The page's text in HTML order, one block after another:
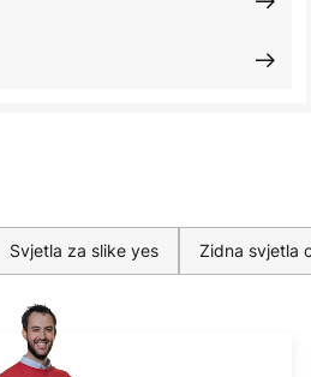
Svjetla za slike yes Zidna svjetla